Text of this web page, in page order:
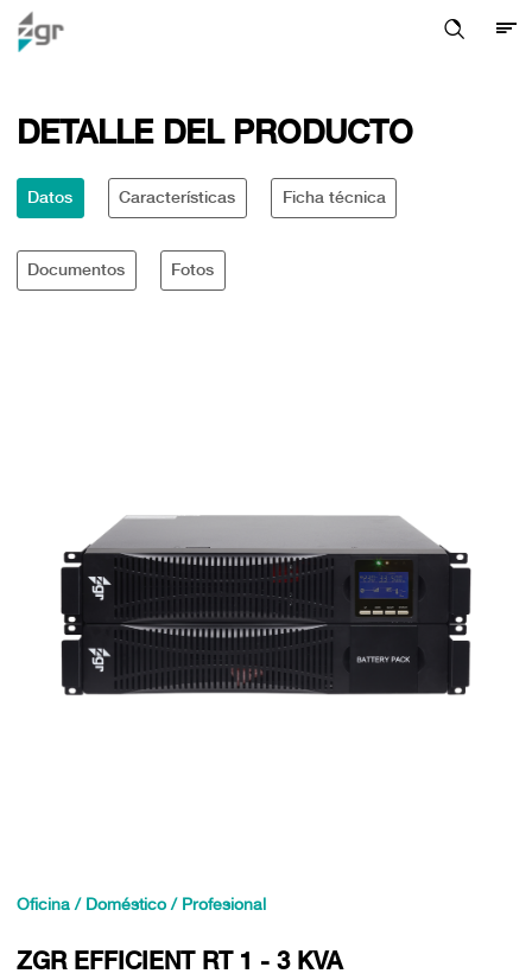
DETALLE DEL PRODUCTO
Datos Características Ficha técnica
Documentos Fotos
Oficina / Doméstico / Profesional
ZGR EFFICIENT RT 1 - 3 KVA